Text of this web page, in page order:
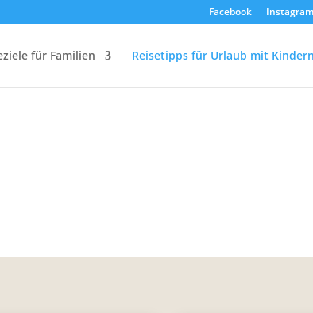
Facebook Instagram
für Familien Reisetipps für Urlaub mit Kindern